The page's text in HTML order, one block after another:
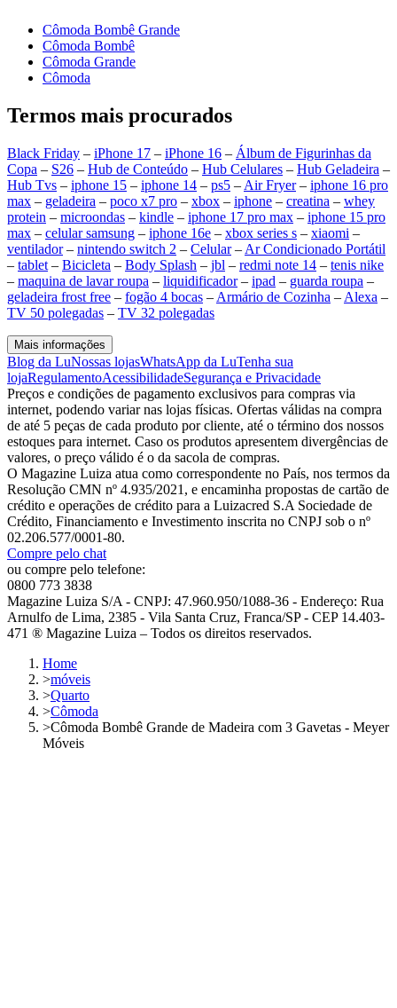
Cômoda Bombê Grande
Cômoda Bombê
Cômoda Grande
Cômoda
Termos mais procurados
Black Friday – iPhone 17 – iPhone 16 – Álbum de Figurinhas da
Copa – S26 – Hub de Conteúdo – Hub Celulares – Hub Geladeira –
Hub Tvs – iphone 15 – iphone 14 – ps5 – Air Fryer– iphone 16 pro
max – geladeira – poco x7 pro – xbox – iphone – creatina – whey
protein – microondas – kindle – iphone 17 pro max – iphone 15 pro
max – celular samsung – iphone 16e – xbox series s – xiaomi –
ventilador– nintendo switch 2 – Celular– Ar Condicionado Portátil
– tablet – Bicicleta – Body Splash – jbl – redmi note 14 – tenis nike
– maquina de lavar roupa – liquidificador– ipad – guarda roupa –
geladeira frost free – fogão 4 bocas – Armário de Cozinha – Alexa –
TV 50 polegadas – TV 32 polegadas
Mais informações
Blog da LuNossas lojasWhatsApp da LuTenha sua
lojaRegulamentoAcessibilidadeSegurança e Privacidade
Preços e condições de pagamento exclusivos para compras via
internet, podendo variar nas lojas físicas. Ofertas válidas na compra
de até 5 peças de cada produto por cliente, até o término dos nossos
estoques para internet. Caso os produtos apresentem divergências de
valores, o preço válido é o da sacola de compras.
O Magazine Luiza atua como correspondente no País, nos termos da
Resolução CMN nº 4.935/2021, e encaminha propostas de cartão de
crédito e operações de crédito para a Luizacred S.A Sociedade de
Crédito, Financiamento e Investimento inscrita no CNPJ sob o nº
02.206.577/0001-80.
Compre pelo chat
ou compre pelo telefone:
0800 773 3838
Magazine Luiza S/A - CNPJ: 47.960.950/1088-36 - Endereço: Rua
Arnulfo de Lima, 2385 - Vila Santa Cruz, Franca/SP - CEP 14.403-
471 ® Magazine Luiza – Todos os direitos reservados.
Home
>móveis
>Quarto
>Cômoda
>Cômoda Bombê Grande de Madeira com 3 Gavetas - Meyer
Móveis